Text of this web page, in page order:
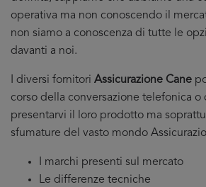
operativa ma non conoscendo il
non siamo a conoscenza di tutte le
davanti a noi.
I diversi fornitori Assicurazione Cane
corso della conversazione telefonica o
presentarvi il loro prodotto ma
sfumature del vasto mondo
I marchi presenti sul mercato
Le differenze tecniche